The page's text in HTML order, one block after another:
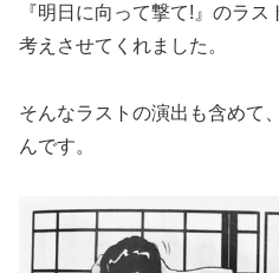
『明日に向って撃て!』のラ
考えさせてくれました。
そんなラストの演出も含めて
んです。